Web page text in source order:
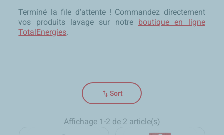
Terminé la file d'attente ! Commandez directement
vos produits lavage sur notre
boutique en ligne
TotalEnergies.
swap_vert Sort
Affichage 1-2 de 2 article(s)